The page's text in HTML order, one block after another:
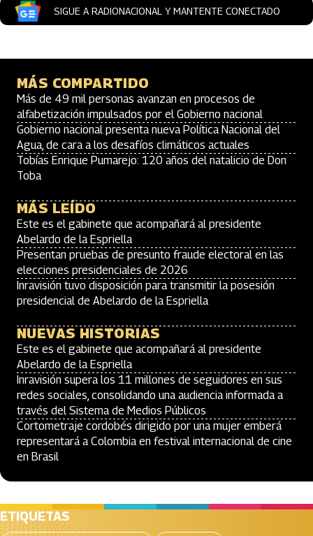
SIGUE A RADIONACIONAL Y MANTENTE CONECTADO
MÁS COMPARTIDO
Más de 49 mil personas avanzan en procesos de
alfabetización impulsados por el Gobierno nacional
Gobierno nacional presenta nueva Política Nacional del
Agua, de cara a los desafíos climáticos actuales
Tobías Enrique Pumarejo: 120 años del natalicio de Don
Toba
MÁS LEÍDO
Este es el gabinete que acompañará al presidente
Abelardo de la Espriella
Presentan pruebas de presunto fraude electoral en las
elecciones presidenciales de 2026
Inravisión tuvo disposición para transmitir la posesión
presidencial de Abelardo de la Espriella
NUEVAS HISTORIAS
Este es el gabinete que acompañará al presidente
Abelardo de la Espriella
Inravisión supera los 11 millones de seguidores en sus
redes sociales, consolidando una audiencia informada a
través del Sistema de Medios Públicos
Cortometraje cordobés dirigido por una mujer emberá
representará a Colombia en festival internacional de cine
en Brasil
ETIQUETAS